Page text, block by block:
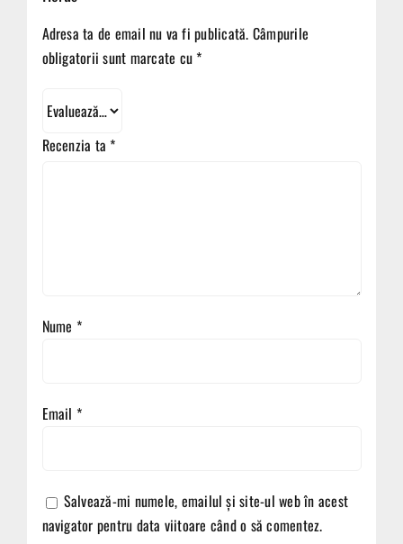
Adresa ta de email nu va fi publicată. Câmpurile
obligatorii sunt marcate cu *
Recenzia ta *
Nume *
Email *
Salvează-mi numele, emailul și site-ul web în acest
navigator pentru data viitoare când o să comentez.